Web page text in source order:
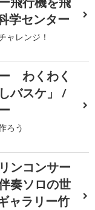
学センター
ャレンジ！
わくわく
バスケ」 /
ろう
ンコンサー
奏ソロの世
ャラリー竹